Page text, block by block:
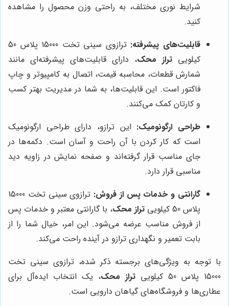
شرایط نوری مختلف، به راحتی وزن محصول را مشاهده
کنید.
قابلیت‌های پیشرفته:
ترازوی سینی تخت 15000 پلاس 50
کیلویی تراز محک، دارای قابلیت‌های پیشرفته‌ای مانند
شمارش قطعات، محاسبه قیمت، اتصال به کامپیوتر و چاپ
فاکتور است. این قابلیت‌ها، به شما در مدیریت بهتر کسب
و کارتان کمک می‌کنند.
طراحی ارگونومیک: این ترازو، دارای طراحی ارگونومیک
است که کار کردن با آن راحت و آسان است. دکمه‌ها در
جای مناسب قرار گرفته‌اند و صفحه نمایش در زاویه دید
مناسبی قرار دارد.
گارانتی و خدمات پس از فروش:
ترازوی سینی تخت 15000
پلاس 50 کیلویی
تراز محک، با گارانتی معتبر و خدمات پس
از فروش مناسب عرضه می‌شود. این امر، خیال شما را از
بابت تعمیر و نگهداری ترازو در آینده راحت می‌کند.
با توجه به ویژگی‌های برجسته ذکر شده، ترازوی سینی تخت
15000 پلاس 50 کیلویی
تراز محک، یک انتخاب ایده‌آل برای
عطاری‌ها و فروشگاه‌های گیاهان دارویی است.